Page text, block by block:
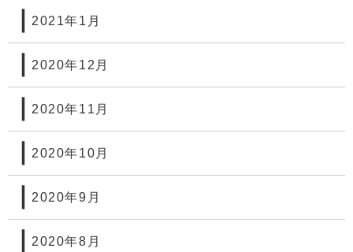
2021年1月
2020年12月
2020年11月
2020年10月
2020年9月
2020年8月